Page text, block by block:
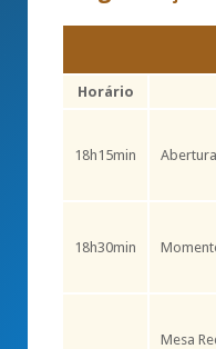
Horário
18h15min Abertura
18h30min
Mesa